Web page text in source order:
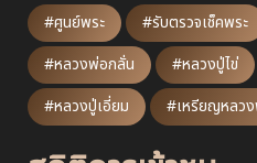
#ศูนย์พระ #รับตรวจเช็คพระ
#หลวงพ่อกลั่น
#หลวงปู่ไข่
#หลวงปู่เอี่ยม
#เหรียญหลว